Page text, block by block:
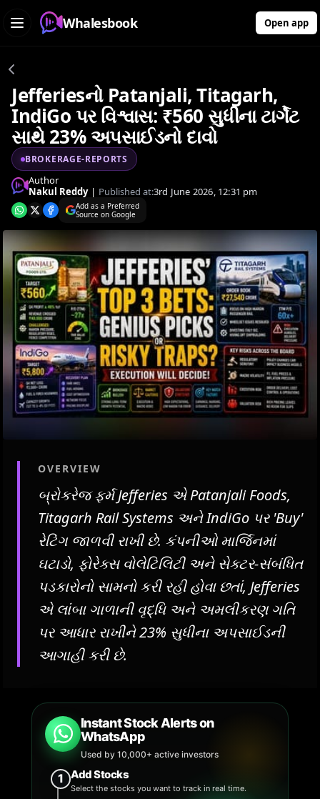
Whalesbook Open app
Jefferiesનો Patanjali, Titagarh,
IndiGo પર વિશ્વાસ: ₹560 સુધીના ટાર્ગેટ
સાથે 23% અપસાઈડનો દાવો
BROKERAGE-REPORTS
Author
Nakul Reddy | Published at:3rd June 2026, 12:31 pm
Add as a Preferred
Source on Google
OVERVIEW
બ્રોકરેજ ફર્મ Jefferies એ Patanjali Foods,
Titagarh Rail Systems અને IndiGo પર 'Buy'
રેટિંગ જાળવી રાખી છે. કંપનીઓ માર્જિનમાં
ઘટાડો, ફોરેક્સ વોલેટિલિટી અને સેક્ટર-સંબંધિત
પડકારોનો સામનો કરી રહી હોવા છતાં, Jefferies
એ લાંબા ગાળાની વૃદ્ધિ અને અમલીકરણ ગતિ
પર આધાર રાખીને 23% સુધીના અપસાઈડની
આગાહી કરી છે.
Instant Stock Alerts on
WhatsApp
Used by 10,000+ active investors
1 Add Stocks
Select the stocks you want to track in real time.